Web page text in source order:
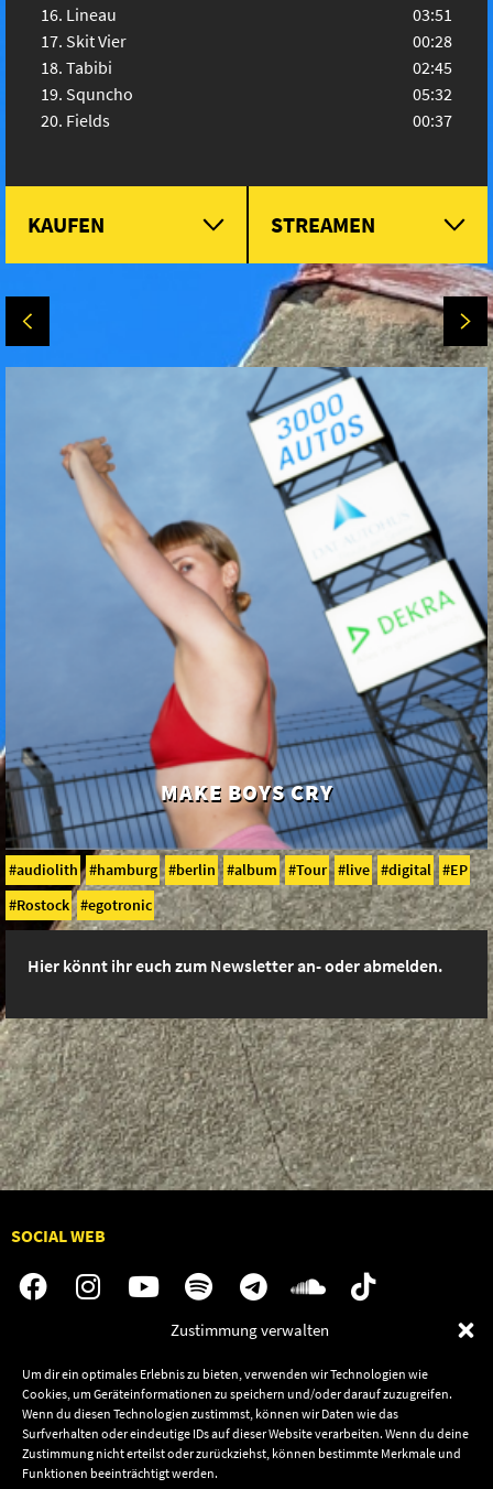
Zustimmung verwalten
Um dir ein optimales Erlebnis zu bieten, verwenden wir Technologien wie
Cookies, um Geräteinformationen zu speichern und/oder darauf zuzugreifen.
Wenn du diesen Technologien zustimmst, können wir Daten wie das
Surfverhalten oder eindeutige IDs auf dieser Website verarbeiten. Wenn du deine
Zustimmung nicht erteilst oder zurückziehst, können bestimmte Merkmale und
Funktionen beeinträchtigt werden.
Lineau
03:51
Skit Vier
00:28
Tabibi
02:45
Squncho
05:32
Fields
00:37
KAUFEN STREAMEN
MAKE BOYS CRY
audiolith hamburg berlin album Tour live digital
EP
Rostock
egotronic
Hier könnt ihr euch zum Newsletter an- oder abmelden.
SOCIAL WEB
News
Artists
Releases
Friends
Kontakt
Termine
Shop